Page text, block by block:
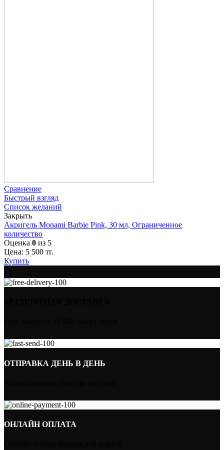
Сравнение
Быстрый взгляд
Список желаний
Закрыть
Акригель Monami Barbie Pink, 30 мл, Ограниченное
количество
Оценка 0 из 5
Цена: 5 500 тг.
Купить
ОТПРАВКА ДЕНЬ В ДЕНЬ
ОНЛАЙН ОПЛАТА